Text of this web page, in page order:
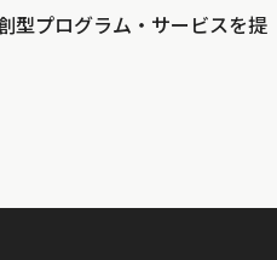
型プログラム・サービスを提